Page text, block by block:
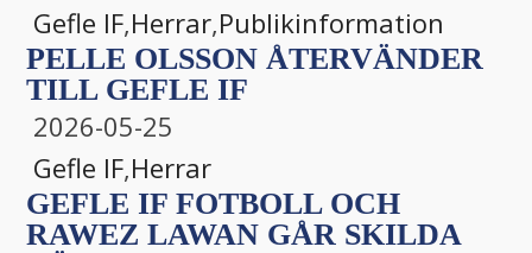
Gefle IF,Herrar,Publikinformation
PELLE OLSSON ÅTERVÄNDER
TILL GEFLE IF
2026-05-25
Gefle IF,Herrar
GEFLE IF FOTBOLL OCH
RAWEZ LAWAN GÅR SKILDA